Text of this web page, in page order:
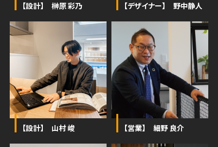
【設計】 榊原 彩乃 【デザイナー】 野中静人
【設計】 山村 峻 【営業】 細野 良介